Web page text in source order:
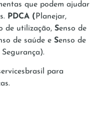
que podem ajudar
PDCA ( Planejar,
de utilização, Senso de
de saúde e Senso de
para